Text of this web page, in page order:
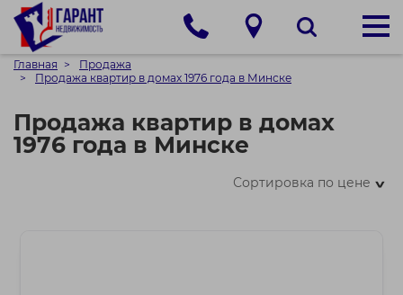
Главная
Продажа
Продажа квартир в домах 1976 года в Минске
Продажа квартир в домах
1976 года в Минске
Сортировка по цене>